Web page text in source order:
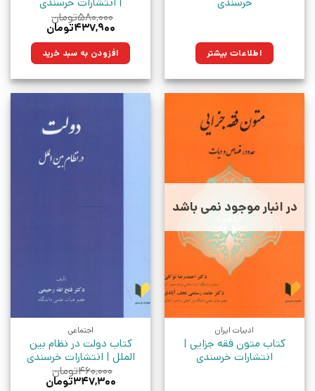
اطلاعات بیشتر
۵۸۰,۰۰۰تومان
قیمت
۵۸۰,۰۰۰تومان
بود.
۴۳۷,۹۰۰تومان
۴۳۷,۹۰۰تومان.افزودن به سبد خرید
در انبار موجود نمی باشد
ادبیات ایران
کتاب متون فقه جزایی |
انتشارات خرسندی
اجتماعی
کتاب دولت در نظام بین
الملل | انتشارات خرسندی
۴۶۰,۰۰۰تومان
قیمت
۳۴۷,۳۰۰تومان